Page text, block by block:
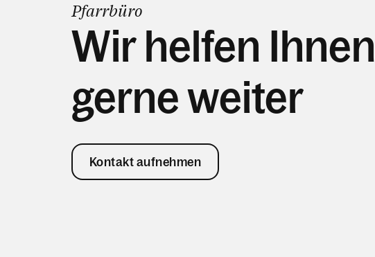
Pfarrbüro
Wir helfen Ihnen
gerne weiter
Kontakt aufnehmen